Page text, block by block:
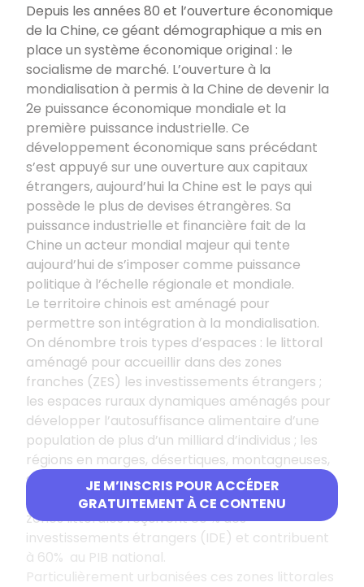
JE M’INSCRIS POUR ACCÉDER
GRATUITEMENT À CE CONTENU
Depuis les années 80 et l’ouverture économique
de la Chine, ce géant démographique a mis en
place un système économique original : le
socialisme de marché. L’ouverture à la
mondialisation à permis à la Chine de devenir la
2e puissance économique mondiale et la
première puissance industrielle. Ce
développement économique sans précédant
s’est appuyé sur une ouverture aux capitaux
étrangers, aujourd’hui la Chine est le pays qui
possède le plus de devises étrangères. Sa
puissance industrielle et financière fait de la
Chine un acteur mondial majeur qui tente
aujourd’hui de s’imposer comme puissance
politique à l’échelle régionale et mondiale.
Le territoire chinois est aménagé pour
permettre son intégration à la mondialisation.
On dénombre trois types d’espaces : le littoral
aménagé pour accueillir dans des zones
franches (ZES) les investissements étrangers ;
les espaces ruraux dynamiques aménagés pour
développer l’autosuffisance alimentaire d’une
population de plus d’un milliard d’individus ; les
régions en marges, désertiques, montagneuses,
souvent peuplées de minorités opprimées et
peu aménagées (Tibet, Xijiang, …). Aujourd’hui les
zones littorales reçoivent 80 % des
investissements étrangers (IDE) et contribuent
à 60% au PIB national.
Particulièrement urbanisées ces zones littorales